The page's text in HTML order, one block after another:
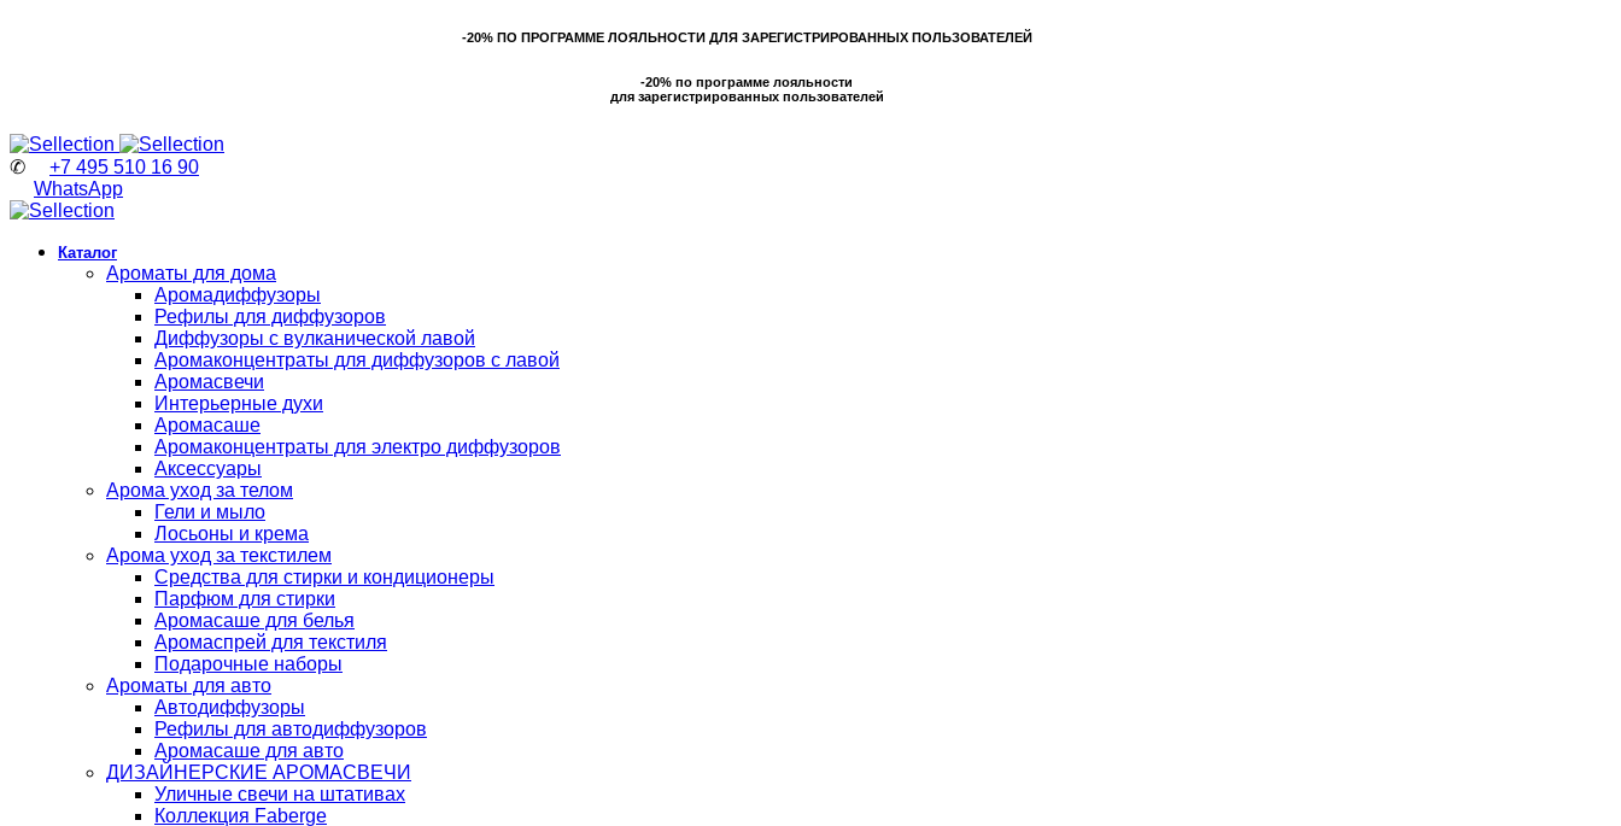
-20% ПО ПРОГРАММЕ ЛОЯЛЬНОСТИ ДЛЯ ЗАРЕГИСТРИРОВАННЫХ ПОЛЬЗОВАТЕЛЕЙ
-20% по программе лояльности
для зарегистрированных пользователей
✆ +7 495 510 16 90
WhatsApp
Каталог
Ароматы для дома
Аромадиффузоры
Рефилы для диффузоров
Диффузоры с вулканической лавой
Аромаконцентраты для диффузоров с лавой
Аромасвечи
Интерьерные духи
Аромасаше
Аромаконцентраты для электро диффузоров
Аксессуары
Арома уход за телом
Гели и мыло
Лосьоны и крема
Арома уход за текстилем
Средства для стирки и кондиционеры
Парфюм для стирки
Аромасаше для белья
Аромаспрей для текстиля
Подарочные наборы
Ароматы для авто
Автодиффузоры
Рефилы для автодиффузоров
Аромасаше для авто
ДИЗАЙНЕРСКИЕ АРОМАСВЕЧИ
Уличные свечи на штативах
Коллекция Faberge